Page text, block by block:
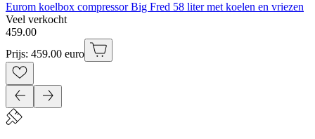
Eurom koelbox compressor Big Fred 58 liter met koelen en vriezen
Veel verkocht
459.00
Prijs: 459.00 euro